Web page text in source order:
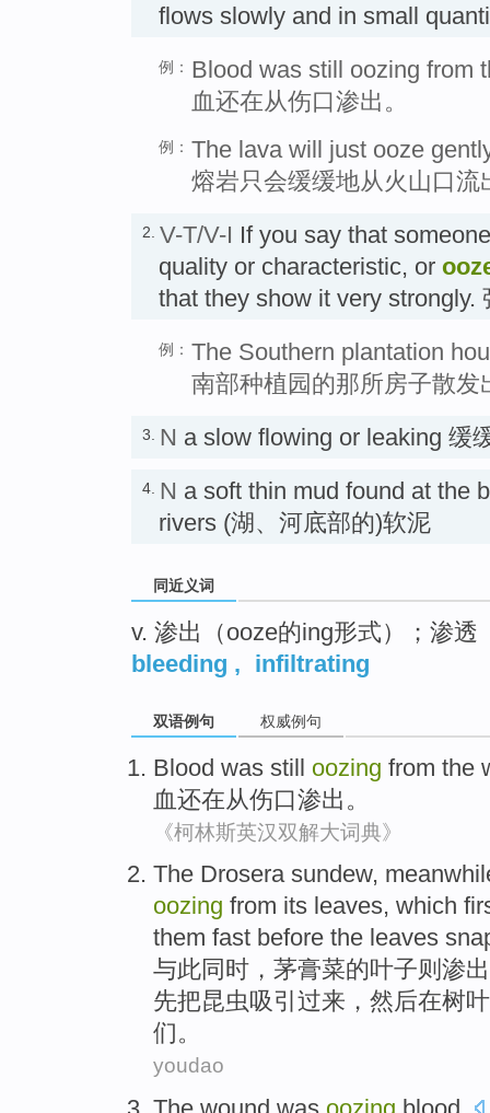
flows slowly and in small
例： Blood was still oozing from
血还在从伤口渗出。
例： The lava will just ooze
熔岩只会缓缓地从火山口流
2. V-T/V-I If you say that
quality or characteristic, or
that they show it very strongly.
例： The Southern plantation
南部种植园的那所房子散发
3. N a slow flowing or leaking 缓
4. N a soft thin mud found at the
rivers (湖、河底部的)软泥
同近义词
v. 渗出（ooze的ing形式）；渗透
bleeding , infiltrating
双语例句 权威例句
Blood was still oozing from the
血还在从伤口渗出 。
《柯林斯英汉双解大词典》
The Drosera sundew,
oozing from its leaves, which
them fast before the leaves
与此同时 ， 茅膏菜的叶子则 渗出
先把昆虫吸引 过来， 然后在树叶
们。
youdao